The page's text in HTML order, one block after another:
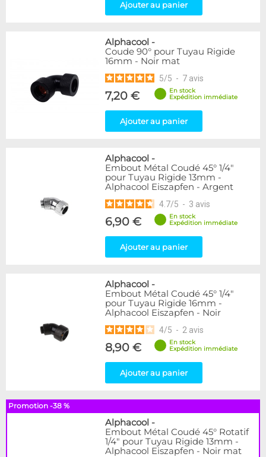
Ajouter au panier
Alphacool -
Coude 90° pour Tuyau Rigide
16mm - Noir mat
5/5 - 7 avis
7,20 €
En stock
Expédition immédiate
Ajouter au panier
Alphacool -
Embout Métal Coudé 45° 1/4"
pour Tuyau Rigide 13mm -
Alphacool Eiszapfen - Argent
4.7/5 - 3 avis
6,90 €
En stock
Expédition immédiate
Ajouter au panier
Alphacool -
Embout Métal Coudé 45° 1/4"
pour Tuyau Rigide 16mm -
Alphacool Eiszapfen - Noir
4/5 - 2 avis
8,90 €
En stock
Expédition immédiate
Ajouter au panier
Promotion -38 %
Alphacool -
Embout Métal Coudé 45° Rotatif
1/4" pour Tuyau Rigide 13mm -
Alphacool Eiszapfen - Noir mat